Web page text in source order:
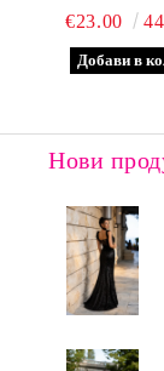
€23.00
Нови